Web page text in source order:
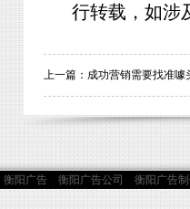
行转载，如涉
上一篇： 成功营销需要找准噱
衡阳广告 衡阳广告公司 衡阳广告